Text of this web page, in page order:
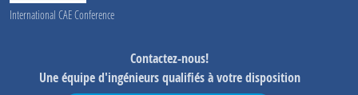
International CAE Conference
Contactez-nous!
Une équipe d'ingénieurs qualifiés à votre disposition